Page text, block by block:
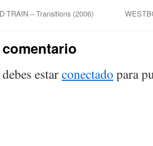
TRAIN – Transitions (2006)
estarconectado para